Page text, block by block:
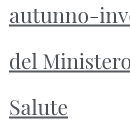
autunno-
del
Salute